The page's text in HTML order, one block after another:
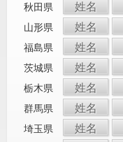
秋田県 姓名
山形県 姓名
福島県 姓名
茨城県 姓名
栃木県 姓名
群馬県 姓名
埼玉県 姓名